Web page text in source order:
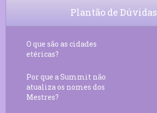
Plantão de Dúvidas
O que são as cidades
etéricas?
Por que a Summit não
atualiza os nomes dos
Mestres?